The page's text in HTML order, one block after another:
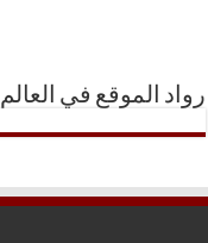
رواد الموقع في العالم